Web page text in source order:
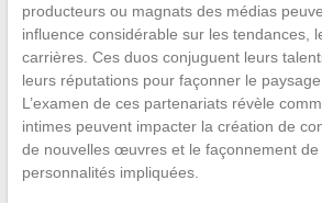
producteurs ou magnats des médias
influence considérable sur les tendances,
carrières. Ces duos conjuguent leurs
leurs réputations pour façonner le paysage
L’examen de ces partenariats révèle
intimes peuvent impacter la création de
de nouvelles œuvres et le façonnement de
personnalités impliquées.